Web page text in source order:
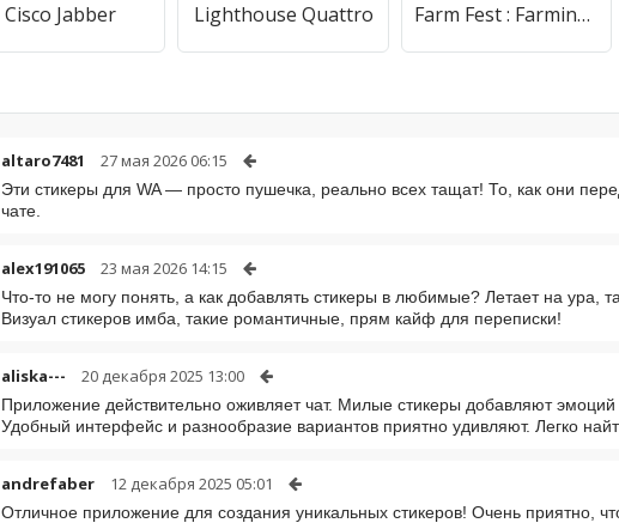
Cisco Jabber Lighthouse Quattro Farm Fest : Farming Games
altaro7481 27 мая 2026 06:15
Эти стикеры для WA — просто пушечка, реально всех тащат! То, как они
чате.
alex191065 23 мая 2026 14:15
Что-то не могу понять, а как добавлять стикеры в любимые? Летает на ура,
Визуал стикеров имба, такие романтичные, прям кайф для переписки!
aliska--- 20 декабря 2025 13:00
Приложение действительно оживляет чат. Милые стикеры добавляют
Удобный интерфейс и разнообразие вариантов приятно удивляют. Легко
andrefaber 12 декабря 2025 05:01
Отличное приложение для создания уникальных стикеров! Очень приятно,